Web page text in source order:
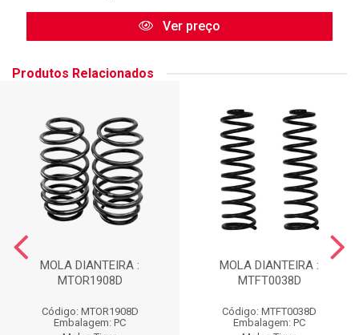
Ver preço
Produtos Relacionados
MOLA DIANTEIRA :
MTOR1908D
Código: MTOR1908D
Embalagem: PC
MOLA DIANTEIRA :
MTFT0038D
Código: MTFT0038D
Embalagem: PC